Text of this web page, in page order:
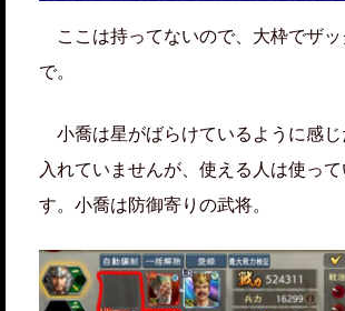
ここは持ってないので、大枠でザッ
で。
小喬は星がばらけているように感じ
入れていませんが、使える人は使って
す。小喬は防御寄りの武将。